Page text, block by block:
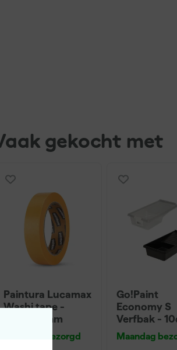
gekocht met
Paintura Lucamax
Washi tape -
50mx24mm
Maandag bezorgd
Go!Paint
Economy S
Verfbak -
Roller - 15 x
+ 5
Maandag